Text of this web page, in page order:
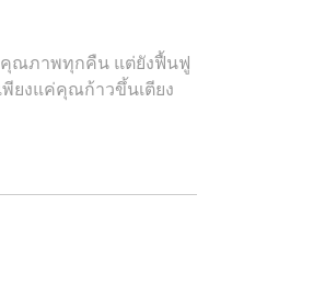
คุณภาพทุกคืน แต่ยังฟื้นฟู
ยงแค่คุณก้าวขึ้นเตียง